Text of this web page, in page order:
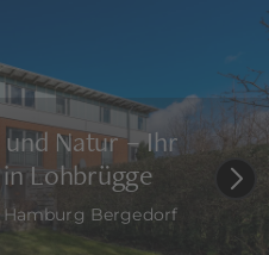
Natur – Ihr
Lohbrügge
Bergedorf